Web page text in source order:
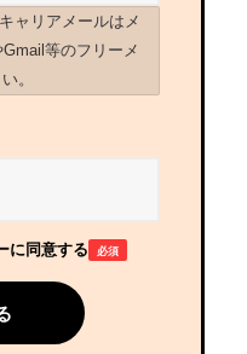
ャリアメールはメ
等のフリーメ
。
に同意する 必須